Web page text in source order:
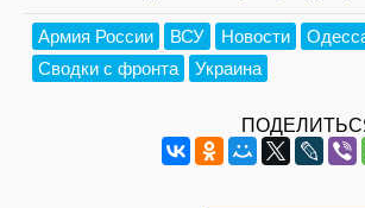
Армия России ВСУ Новости
Сводки с фронта
Украина